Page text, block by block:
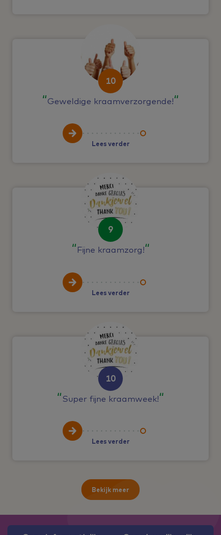
10
Geweldige kraamverzorgende!
Lees verder
9
Fijne kraamzorg!
Lees verder
10
Super fijne kraamweek!
Lees verder
Bekijk meer